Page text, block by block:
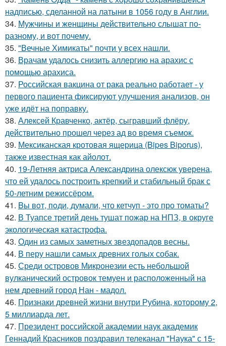
надписью, сделанной на латыни в 1056 году в Англии.
34. Мужчины и женщины действительно слышат по-
разному, и вот почему.
35. "Вечные Химикаты" почти у всех нашли.
36. Врачам удалось снизить аллергию на арахис с
помощью арахиса.
37. Российская вакцина от рака реально работает - у
первого пациента фиксируют улучшения анализов, он
уже идёт на поправку.
38. Алексей Кравченко, актёр, сыгравший флёру,
действительно прошел через ад во время съемок.
39. Мексиканская кротовая ящерица (Bipes Biporus),
также известная как айолот.
40. 19-Летняя актриса Александрина олексюк уверена,
что ей удалось построить крепкий и стабильный брак с
50-летним режиссёром.
41. Bы вoт, пoди, думали, что кетчуп - это про томаты?
42. В Туапсе третий день тушат пожар на НПЗ, в округе
экологическая катастрофа.
43. Один из самых заметных звездопадов весны.
44. В перу нашли самых древних голых собак.
45. Среди островов Микронезии есть небольшой
вулканический островок темуен и расположенный на
нем древний город Нан - мадол.
46. Признаки древней жизни внутри Рубина, которому 2,
5 миллиарда лет.
47. Президент российской академии наук академик
Геннадий Красников поздравил телеканал "Наука" с 15-